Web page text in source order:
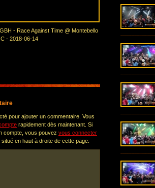
- Race Against Time @ Montebello
- 2018-06-14
pour ajouter un commentaire. Vous
rapidement dès maintenant. Si
compte, vous pouvez vous connecter
en haut à droite de cette page.